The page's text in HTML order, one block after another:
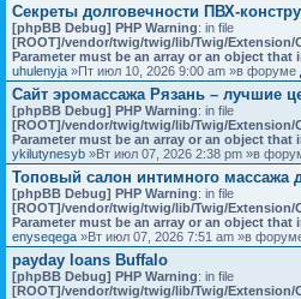
Секреты долговечности ПВХ-
[phpBB Debug] PHP Warning: in file
[ROOT]/vendor/twig/twig/lib/Twig/Extension/
Parameter must be an array or an object that
uhulenyja »Пт июл 10, 2026 9:00 am »в форуме
Сайт эромассажа Рязань – лучшие
[phpBB Debug] PHP Warning: in file
[ROOT]/vendor/twig/twig/lib/Twig/Extension/
Parameter must be an array or an object that
ykilutynesyb »Вт июл 07, 2026 2:38 pm »в
Топовый салон интимного массажа
[phpBB Debug] PHP Warning: in file
[ROOT]/vendor/twig/twig/lib/Twig/Extension/
Parameter must be an array or an object that
enyseqega »Вт июл 07, 2026 7:51 am »в
payday loans Buffalo
[phpBB Debug] PHP Warning: in file
[ROOT]/vendor/twig/twig/lib/Twig/Extension/